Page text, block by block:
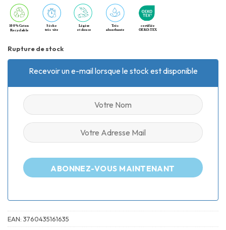
Rupture de stock
Recevoir un e-mail lorsque le stock est disponible
ABONNEZ-VOUS MAINTENANT
EAN: 3760435161635